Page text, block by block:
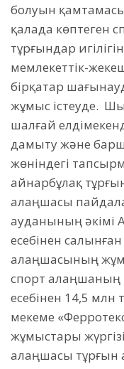
болуын
қалада көптеген
тұрғындар
мемлекеттік-
бірқатар
жұмыс істеуде.
шалғай
дамыту және
жөніндегі
Қайнарбұлақ
алаңшасы
ауданының әкімі
есебінен
алаңшасының
спорт алаңшаның
есебінен 14,5 млн
мекеме
жұмыстары
алаңшасы тұрғын